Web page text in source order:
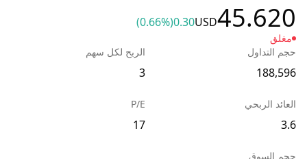
45.620
USD
0.30
(0.66%)
مغلق
حجم التداول
188,596
الربح لكل سهم
3
العائد الربحي
3.6
P/E
17
حجم السوق